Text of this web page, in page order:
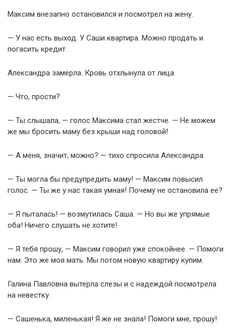
Максим внезапно остановился и посмотрел на жену.
— У нас есть выход. У Саши квартира. Можно продать и
погасить кредит.
Александра замерла. Кровь отхлынула от лица.
— Что, прости?
— Ты слышала, — голос Максима стал жестче. — Не можем
же мы бросить маму без крыши над головой!
— А меня, значит, можно? — тихо спросила Александра.
— Ты могла бы предупредить маму! — Максим повысил
голос. — Ты же у нас такая умная! Почему не остановила ее?
— Я пыталась! — возмутилась Саша. — Но вы же упрямые
оба! Ничего слушать не хотите!
— Я тебя прошу, — Максим говорил уже спокойнее. — Помоги
нам. Это же моя мать. Мы потом новую квартиру купим.
Галина Павловна вытерла слезы и с надеждой посмотрела
на невестку.
— Сашенька, миленькая! Я же не знала! Помоги мне, прошу!